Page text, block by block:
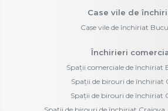
Case vile de
Case vile de închiriat
Închirieri
Spații comerciale de închiriat
Spații de birouri de închiriat
Spații de birouri de închiriat